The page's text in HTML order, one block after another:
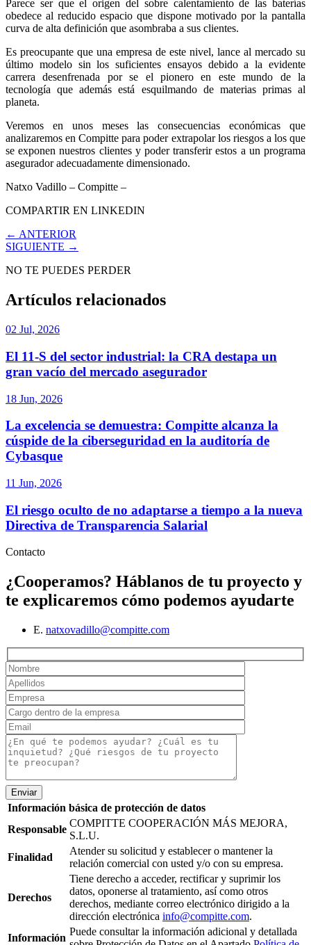
Parece ser que el origen del sobre calentamiento de las baterías
obedece al reducido espacio que dispone motivado por la pantalla
curva de alta definición que asombraba a sus clientes.
Es preocupante que una empresa de este nivel, lance al mercado su
último modelo sin los suficientes ensayos debido a la evidente
carrera desenfrenada por se el pionero en este mundo de la
tecnología que además está esquilmando de materias primas al
planeta.
Veremos en unos meses las consecuencias económicas que
analizaremos en Compitte para poder extrapolar los riesgos a los que
se exponen nuestros clientes y poder transferir estos a un programa
asegurador adecuadamente dimensionado.
Natxo Vadillo – Compitte –
COMPARTIR EN LINKEDIN
← ANTERIOR
SIGUIENTE →
NO TE PUEDES PERDER
Artículos relacionados
02 Jul, 2026
El 11-S del sector industrial: la CRA destapa un
gran vacío del mercado asegurador
18 Jun, 2026
La excelencia se demuestra: Compitte alcanza la
cúspide de la ciberseguridad en la auditoría de
Cybasque
11 Jun, 2026
El riesgo oculto de no adaptarse a tiempo a la nueva
Directiva de Transparencia Salarial
Contacto
¿Cooperamos? Háblanos de tu proyecto y
te explicaremos cómo podemos ayudarte
E. natxovadillo@compitte.com
Enviar
Información básica de protección de datos
Responsable
COMPITTE COOPERACIÓN MÁS MEJORA,
S.L.U.
Finalidad
Atender su solicitud y establecer o mantener la
relación comercial con usted y/o con su empresa.
Derechos
Tiene derecho a acceder, rectificar y suprimir los
datos, oponerse al tratamiento, así como otros
derechos, mediante correo electrónico dirigido a la
dirección electrónica info@compitte.com.
Información
Puede consultar la información adicional y detallada